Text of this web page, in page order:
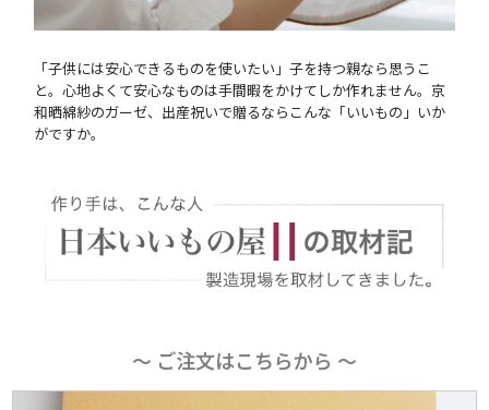
「子供には安心できるものを使いたい」子を持つ親なら思うこ
と。心地よくて安心なものは手間暇をかけてしか作れません。京
和晒綿紗のガーゼ、出産祝いで贈るならこんな「いいもの」いか
がですか。
〜 ご注文はこちらから 〜